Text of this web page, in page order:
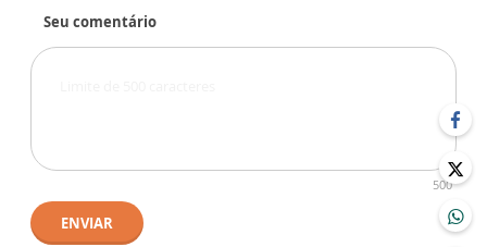
Seu comentário
500
ENVIAR